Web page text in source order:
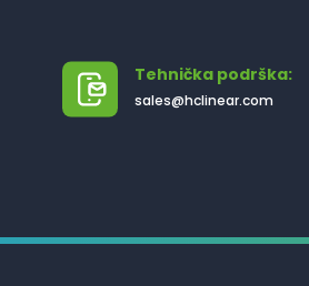
Tehnička podrška:
sales@hclinear.com